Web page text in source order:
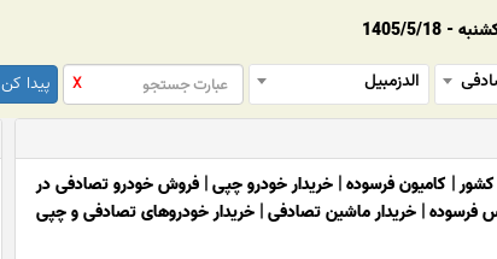
- 1405/5/18
الدزمبیل X پیدا کن
| کامیون فرسوده|خریدار خودرو چپی|فروش خودرو تصادفی در
فرسوده|خریدار ماشین تصادفی|خریدار خودروهای تصادفی و چپی